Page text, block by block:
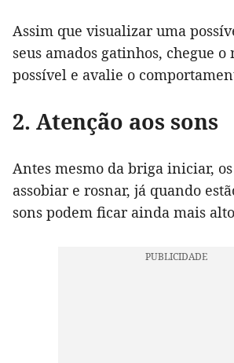
Assim que visualizar uma
seus amados gatinhos, chegue o
possível e avalie o
2. Atenção aos sons
Antes mesmo da briga iniciar,
assobiar e rosnar, já quando
sons podem ficar ainda mais